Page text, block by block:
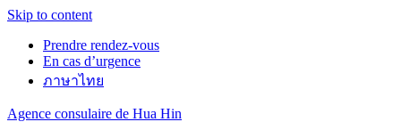
Skip to content
Prendre rendez-vous
En cas d’urgence
ภาษาไทย
Agence consulaire de Hua Hin